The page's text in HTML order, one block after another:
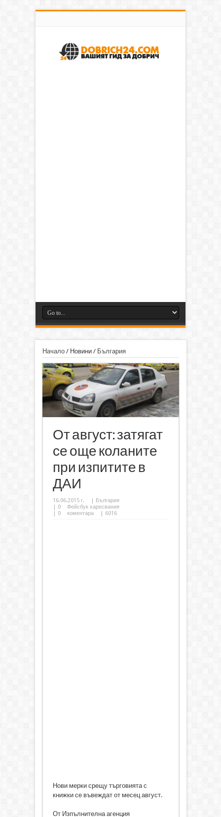
Начало/ Новини/ България
От август: затягат
се още коланите
при изпитите в
ДАИ
16.06.2015 г. | България
| 0
Фейсбук харесвания
| 0 коментара | 6016
Нови мерки срещу търговията с
книжки се въвеждат от месец август.
От Изпълнителна агенция